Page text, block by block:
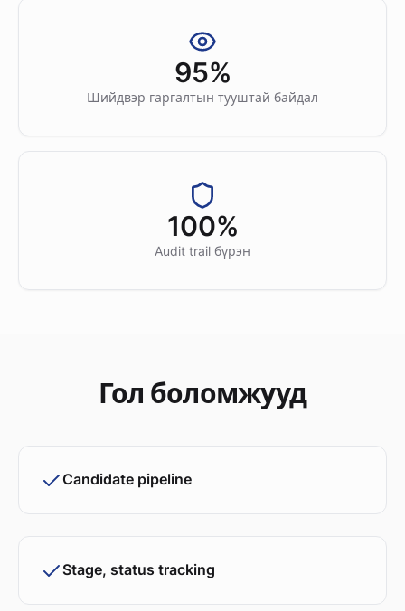
95%
Шийдвэр гаргалтын тууштай байдал
100%
Audit trail бүрэн
Гол боломжууд
Candidate pipeline
Stage, status tracking